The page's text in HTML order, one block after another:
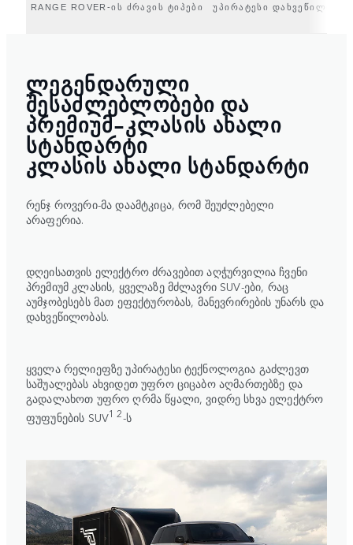
RANGE ROVER-ᲘᲡ ᲫᲠᲐᲕᲘᲡ ᲢᲘᲞᲔᲑᲘ ᲣᲞᲘᲠᲐᲢᲔᲡᲘ ᲓᲐᲮᲕᲔᲬᲘᲚᲝᲑᲐ
ᲚᲔᲒᲔᲜᲓᲐᲠᲣᲚᲘ
ᲨᲔᲡᲐᲫᲚᲔᲑᲚᲝᲑᲔᲑᲘ ᲓᲐ
ᲞᲠᲔᲛᲘᲣᲛ-ᲙᲚᲐᲡᲘᲡ ᲐᲮᲐᲚᲘ
ᲡᲢᲐᲜᲓᲐᲠᲢᲘ
ᲙᲚᲐᲡᲘᲡ ᲐᲮᲐᲚᲘ ᲡᲢᲐᲜᲓᲐᲠᲢᲘ
რენჯ როვერი-მა დაამტკიცა, რომ შეუძლებელი
არაფერია.
დღეისათვის ელექტრო ძრავებით აღჭურვილია ჩვენი
პრემიუმ კლასის, ყველაზე მძლავრი SUV-ები, რაც
აუმჯობესებს მათ ეფექტურობას, მანევრირების უნარს და
დახვეწილობას.
ყველა რელიეფზე უპირატესი ტექნოლოგია გაძლევთ
საშუალებას ახვიდეთ უფრო ციცაბო აღმართებზე და
გადალახოთ უფრო ღრმა წყალი, ვიდრე სხვა ელექტრო
ფუფუნების SUV1 2-ს